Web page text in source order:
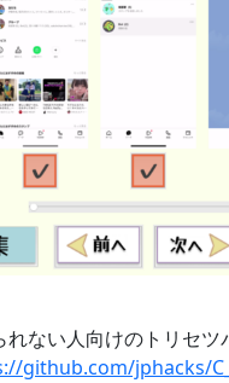
れない人向けのトリセ
github.com/jphacks/